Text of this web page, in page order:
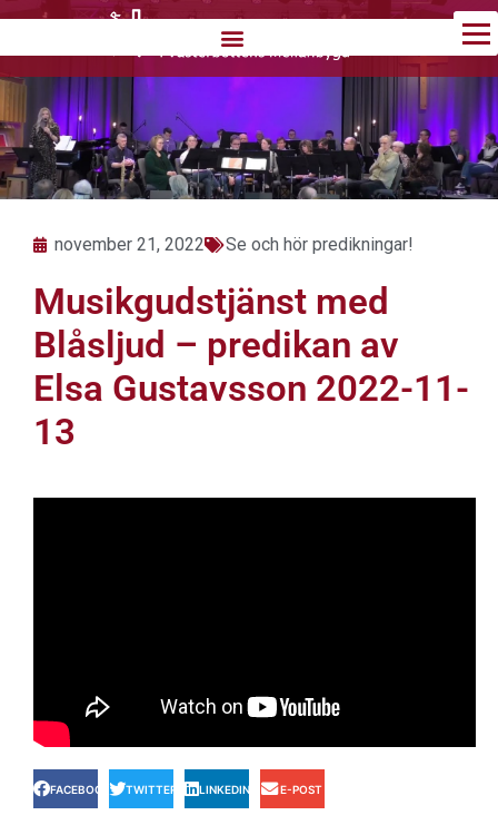
Hoppa
innehåll
november 21, 2022 Se och hör predikningar!
Musikgudstjänst med
Blåsljud – predikan av
Elsa Gustavsson 2022-11-
13
FACEBOOK TWITTER LINKEDIN E-POST